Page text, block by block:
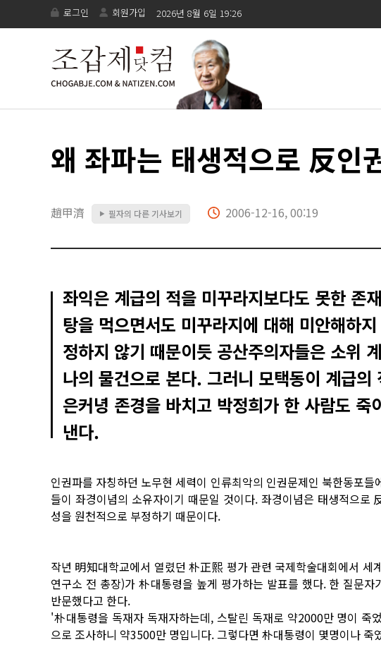
로그인 회원가입 2026년 8월 6일 19:26
왜 좌파는 태생적으로 反인
趙甲濟 ▶ 필자의 다른 기사보기 2006-12-16, 00:19
좌익은 계급의 적을 미꾸라지보다도 못한 존
탕을 먹으면서도 미꾸라지에 대해 미안해하
정하지 않기 때문이듯 공산주의자들은 소위
나의 물건으로 본다. 그러니 모택동이 계급
은커녕 존경을 바치고 박정희가 한 사람도
낸다.
인권파를 자칭하던 노무현 세력이 인류최악의 인권문제인 북한동포
들이 좌경이념의 소유자이기 때문일 것이다. 좌경이념은 태생적으로
성을 원천적으로 부정하기 때문이다.
작년 明知대학교에서 열렸던 朴正熙 평가 관련 국제학술대회에서
연구소 전 총장)가 朴대통령을 높게 평가하는 발표를 했다. 한 질문
반문했다고 한다.
'朴대통령을 독재자 독재자하는데, 스탈린 독재로 약2000만 명이 죽
으로 조사하니 약3500만 명입니다. 그렇다면 朴대통령이 몇명이나 죽